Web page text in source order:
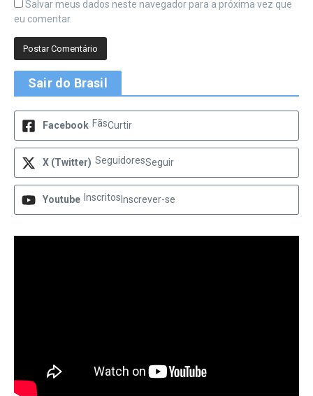
Salvar meus dados neste navegador para a próxima vez que
eu comentar.
Sair do Brasil
Facebook FãsCurtir
X (Twitter) SeguidoresSeguir
Youtube Inscritos Inscrever-se